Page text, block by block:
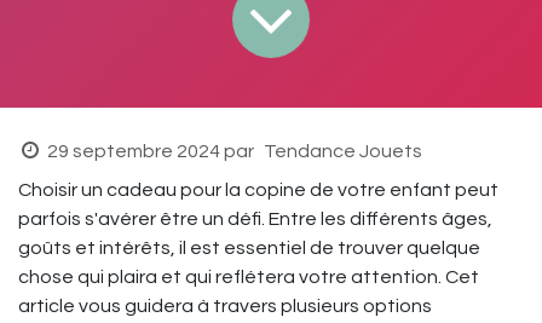
29 septembre 2024 par Tendance Jouets
Choisir un cadeau pour la copine de votre enfant peut
parfois s'avérer être un défi. Entre les différents âges,
goûts et intérêts, il est essentiel de trouver quelque
chose qui plaira et qui reflétera votre attention. Cet
article vous guidera à travers plusieurs options